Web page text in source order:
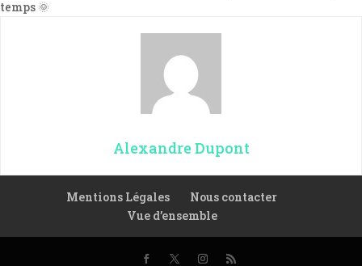
temps 🌞
Alexandre Dupont
Mentions Légales
Nous contacter
Vue d’ensemble